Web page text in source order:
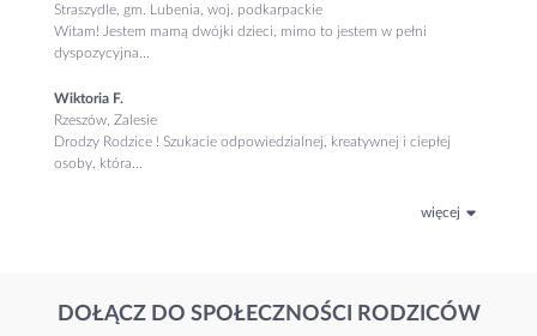
Straszydle, gm. Lubenia, woj. podkarpackie
Witam! Jestem mamą dwójki dzieci, mimo to jestem w pełni
dyspozycyjna...
Wiktoria F.
Rzeszów, Zalesie
Drodzy Rodzice ! Szukacie odpowiedzialnej, kreatywnej i ciepłej
osoby, która...
więcej
DOŁĄCZ DO SPOŁECZNOŚCI RODZICÓW